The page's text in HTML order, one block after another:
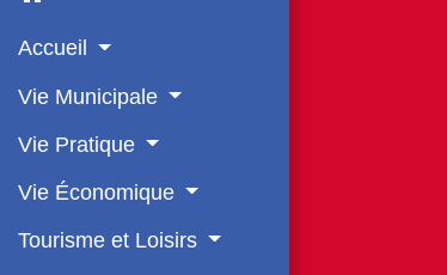
Accueil
Vie Municipale
Vie Pratique
Vie Économique
Tourisme et Loisirs